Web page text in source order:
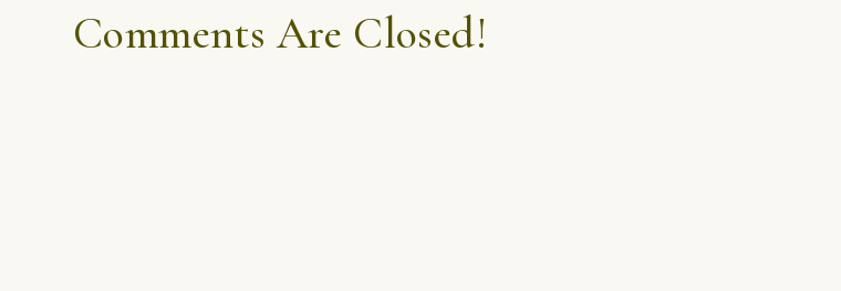
Comments Are Closed!